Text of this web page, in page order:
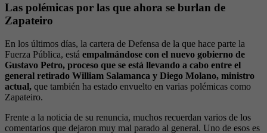
Las polémicas por las que ahora se burlan de
Zapateiro
En los últimos días, la cartera de Defensa de la que hace parte la
Fuerza Pública, está empalmándose con el nuevo gobierno de
Gustavo Petro, proceso que se está llevando a cabo entre el
general retirado William Salamanca y Diego Molano, ministro
actual, que también ha estado envuelto en varias polémicas como
Zapateiro.
Frente a la noticia de su renuncia, muchos recuerdan varios de los
comentarios que dejaron muy mal parado al general. Uno de esos es